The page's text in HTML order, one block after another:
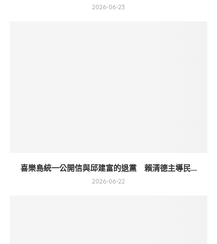
2026-06-23
喜樂島統一公開信與邱建富的退黨 賴清德主導民...
2026-06-22